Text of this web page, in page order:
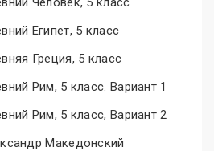
Египет, 5 класс
Греция, 5 класс
Рим, 5 класс. Вариант 1
Рим, 5 класс, Вариант 2
Македонский